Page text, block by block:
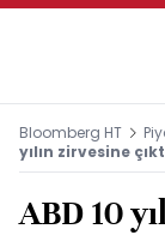
Bloomberg HT
yılın zirvesine
ABD 10